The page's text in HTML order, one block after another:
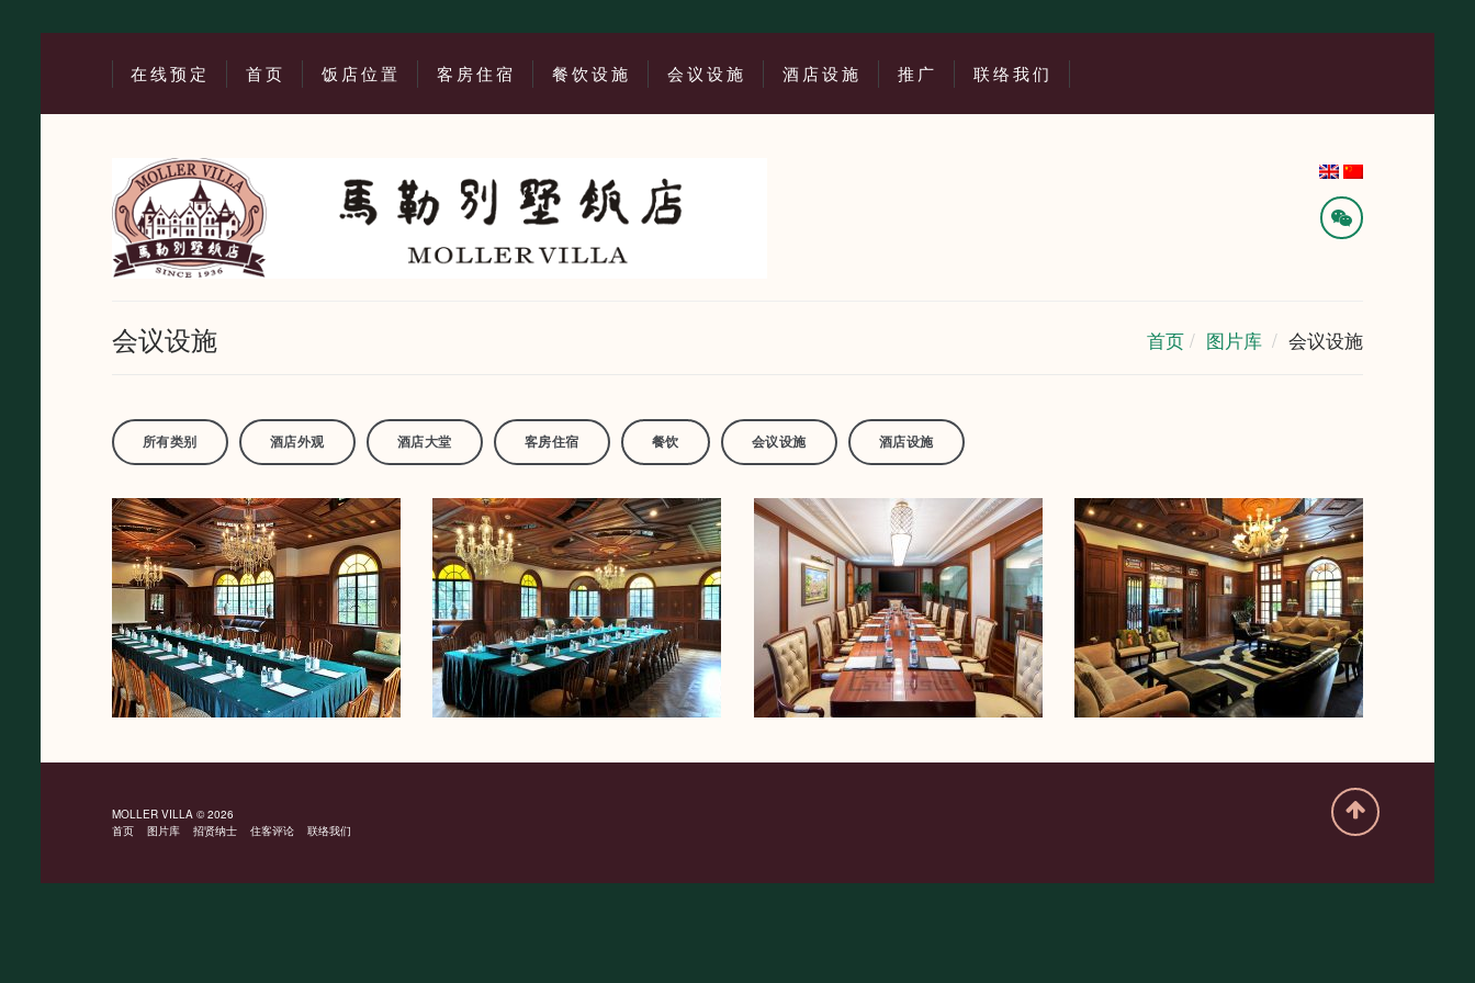
在线预定 首页 饭店位置 客房住宿 餐饮设施 会议设施 酒店设施 推广 联络我们
会议设施 首页 图片库 会议设施
所有类别 酒店外观 酒店大堂 客房住宿 餐饮 会议设施 酒店设施
MOLLER VILLA © 2026
首页
图片库 招贤纳士 住客评论 联络我们